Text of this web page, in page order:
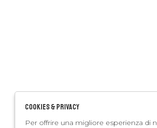
Cookies & Privacy
Per offrire una migliore esperienza di